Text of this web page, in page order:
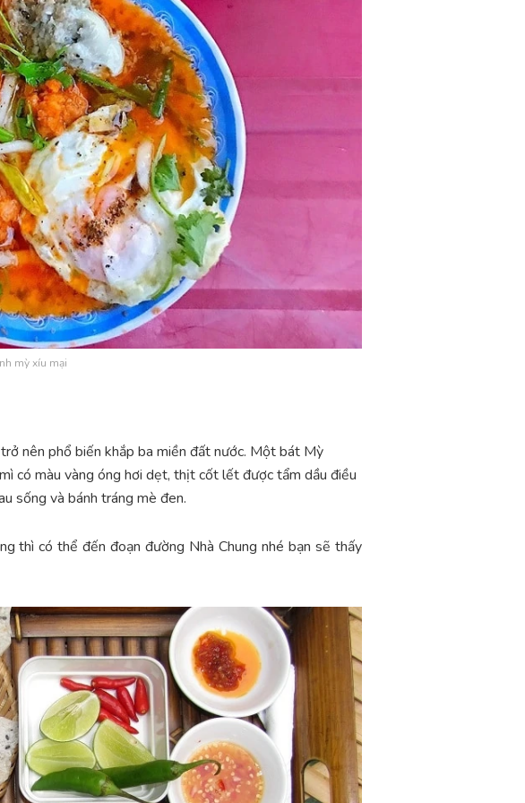
mỳ xíu mại
nên phổ biến khắp ba miền đất nước. Một bát Mỳ
có màu vàng óng hơi dẹt, thịt cốt lết được tẩm dầu điều
sống và bánh tráng mè đen.
thì có thể đến đoạn đường Nhà Chung nhé bạn sẽ thấy